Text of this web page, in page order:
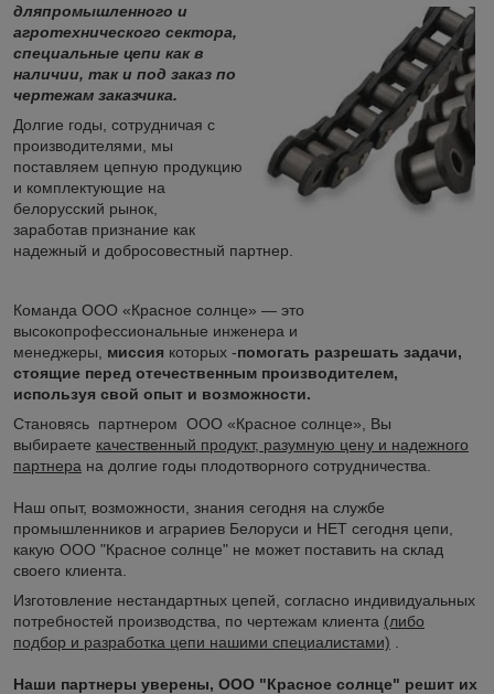
дляпромышленного и
агротехнического сектора,
специальные цепи как в
наличии, так и под заказ по
чертежам заказчика.
Долгие годы, сотрудничая с
производителями, мы
поставляем цепную продукцию
и комплектующие на
белорусский рынок,
заработав признание как
надежный и добросовестный партнер.
Команда ООО «Красное солнце» — это
высокопрофессиональные инженера и
менеджеры, миссия которых -помогать разрешать задачи,
стоящие перед отечественным производителем,
используя свой опыт и возможности.
Становясь партнером ООО «Красное солнце», Вы
выбираете качественный продукт, разумную цену и надежного
партнера на долгие годы плодотворного сотрудничества.
Наш опыт, возможности, знания сегодня на службе
промышленников и аграриев Белоруси и НЕТ сегодня цепи,
какую ООО "Красное солнце" не может поставить на склад
своего клиента.
Изготовление нестандартных цепей, согласно индивидуальных
потребностей производства, по чертежам клиента (либо
подбор и разработка цепи нашими специалистами)
Наши партнеры уверены, ООО "Красное солнце" решит их